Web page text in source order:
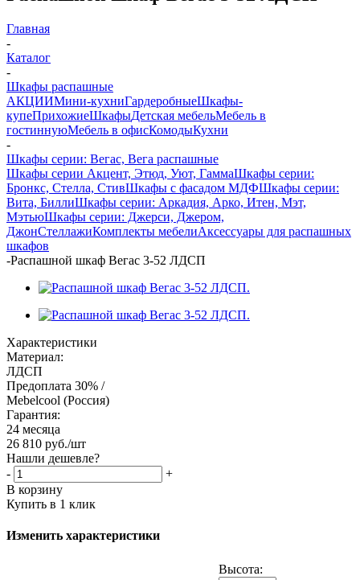
Главная
-
Каталог
-
Шкафы распашные
АКЦИИМини-кухниГардеробныеШкафы-
купеПрихожиеШкафыДетская мебельМебель в
гостиннуюМебель в офисКомодыКухни
-
Шкафы серии: Вегас, Вега распашные
Шкафы серии Акцент, Этюд, Уют, ГаммаШкафы серии:
Бронкс, Стелла, СтивШкафы с фасадом МДФШкафы серии:
Вита, БиллиШкафы серии: Аркадия, Арко, Итен, Мэт,
МэтьюШкафы серии: Джерси, Джером,
ДжонСтеллажиКомплекты мебелиАксессуары для распашных
шкафов
-Распашной шкаф Вегас 3-52 ЛДСП
Характеристики
Материал:
ЛДСП
Предоплата 30% /
Mebelcool (Россия)
Гарантия:
24 месяца
26 810 руб./шт
Нашли дешевле?
-
+
В корзину
Купить в 1 клик
Изменить характеристики
Высота: